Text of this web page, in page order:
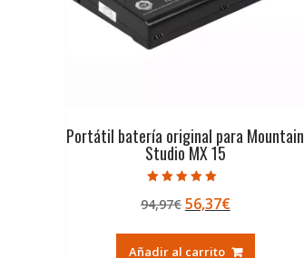
Portátil batería original para Mountain
Studio MX 15
5.00
de 5
94,97€ El
original
56,37€El
actual
Añadir al carrito